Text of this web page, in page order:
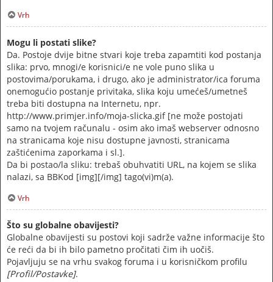
Vrh
Mogu li postati slike?
Da. Postoje dvije bitne stvari koje treba zapamtiti kod postanja
slika: prvo, mnogi/e korisnici/e ne vole puno slika u
postovima/porukama, i drugo, ako je administrator/ica foruma
onemogućio postanje privitaka, slika koju umećeš/umetneš
treba biti dostupna na Internetu, npr.
http://www.primjer.info/moja-slicka.gif [ne može postojati
samo na tvojem računalu - osim ako imaš webserver odnosno
na stranicama koje nisu dostupne javnosti, stranicama
zaštićenima zaporkama i sl.].
Da bi postao/la sliku: trebaš obuhvatiti URL, na kojem se slika
nalazi, sa BBKod [img][/img] tago(vi)m(a).
Vrh
Što su globalne obavijesti?
Globalne obavijesti su postovi koji sadrže važne informacije što
će reći da bi ih bilo pametno pročitati čim ih uočiš.
Pojavljuju se na vrhu svakog foruma i u korisničkom profilu
[Profil/Postavke].